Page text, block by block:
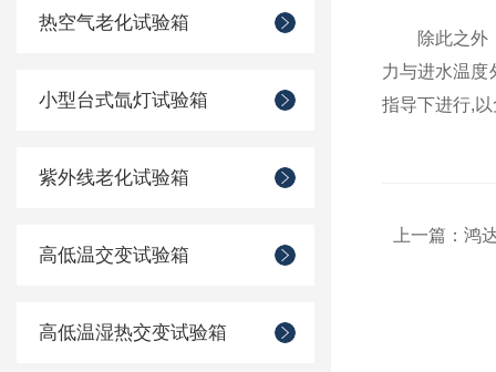
热空气老化试验箱
小型台式氙灯试验箱
紫外线老化试验箱
高低温交变试验箱
高低温湿热交变试验箱
除此之外，
力与进水温度
指导下进行,
上一篇： 鸿